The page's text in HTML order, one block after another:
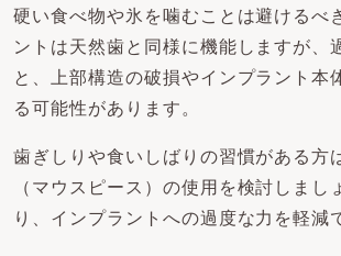
硬い食べ物や氷を噛むことは避けるべ
ントは天然歯と同様に機能しますが、
と、上部構造の破損やインプラント本
る可能性があります。
歯ぎしりや食いしばりの習慣がある方
（マウスピース）の使用を検討しまし
り、インプラントへの過度な力を軽減